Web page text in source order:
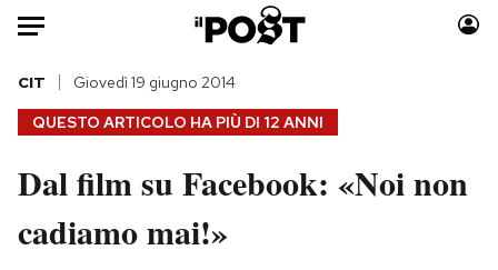
HOME
Italia
Politica
Moda
QUESTO ARTICOLO HA PIÙ DI 12 ANNI
CIT Giovedì 19 giugno 2014
Dal film su Facebook: «Noi non
cadiamo mai!»